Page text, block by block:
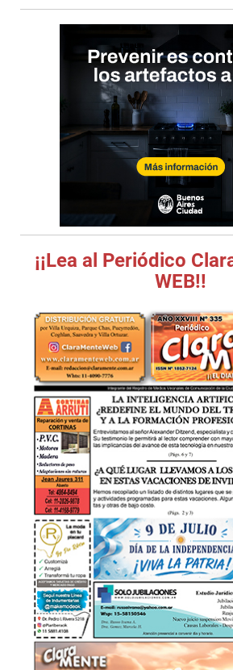
¡¡Lea al Periódico
WEB!!